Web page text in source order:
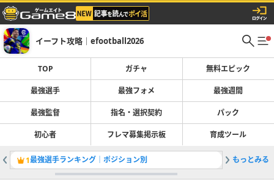
イーフト攻略｜efootball2026
TOP ガチャ 無料エピック
最強選手 最強フォメ 最強週間
最強監督 指名・選択契約 パック
初心者 フレマ募集掲示板 育成ツール
1最強選手ランキング｜ポジション別 2ガチャ
もっとみる